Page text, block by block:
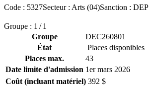
Code : 5327Secteur : Arts (04)Sanction : DEP
Groupe : 1 / 1
Groupe
DEC260801
État
Places disponibles
Places max.
43
Date limite d'admission 1ermars 2026
Coût (incluant matériel) 392 $